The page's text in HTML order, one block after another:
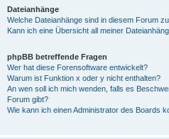
Dateianhänge
Welche Dateianhänge sind in diesem Forum
Kann ich eine Übersicht all meiner
phpBB betreffende Fragen
Wer hat diese Forensoftware entwickelt?
Warum ist Funktion x oder y nicht enthalten?
An wen soll ich mich wenden, falls es
Forum gibt?
Wie kann ich einen Administrator des Boards